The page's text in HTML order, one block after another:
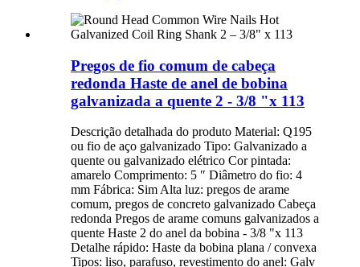
Pregos de fio comum de cabeça
redonda Haste de anel de bobina
galvanizada a quente 2 - 3/8 "x 113
Descrição detalhada do produto Material: Q195
ou fio de aço galvanizado Tipo: Galvanizado a
quente ou galvanizado elétrico Cor pintada:
amarelo Comprimento: 5 ″ Diâmetro do fio: 4
mm Fábrica: Sim Alta luz: pregos de arame
comum, pregos de concreto galvanizado Cabeça
redonda Pregos de arame comuns galvanizados a
quente Haste 2 do anel da bobina - 3/8 "x 113
Detalhe rápido: Haste da bobina plana / convexa
Tipos: liso, parafuso, revestimento do anel: Galv